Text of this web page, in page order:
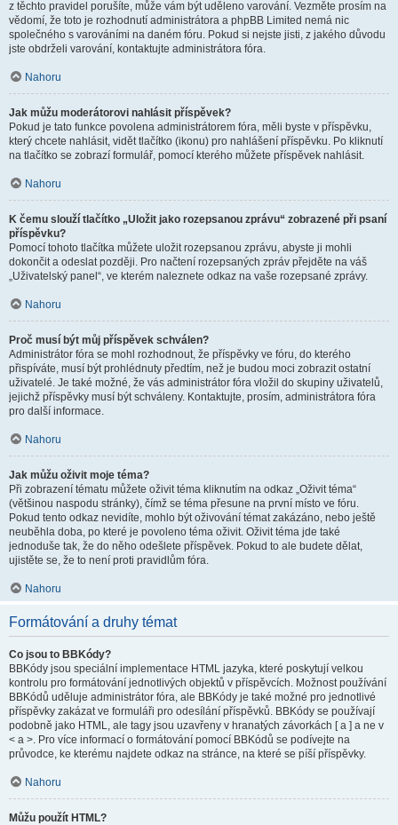
z těchto pravidel porušíte, může vám být uděleno varování. Vezměte prosím na
vědomí, že toto je rozhodnutí administrátora a phpBB Limited nemá nic
společného s varováními na daném fóru. Pokud si nejste jisti, z jakého důvodu
jste obdrželi varování, kontaktujte administrátora fóra.
Nahoru
Jak můžu moderátorovi nahlásit příspěvek?
Pokud je tato funkce povolena administrátorem fóra, měli byste v příspěvku,
který chcete nahlásit, vidět tlačítko (ikonu) pro nahlášení příspěvku. Po kliknutí
na tlačítko se zobrazí formulář, pomocí kterého můžete příspěvek nahlásit.
Nahoru
K čemu slouží tlačítko „Uložit jako rozepsanou zprávu“ zobrazené při psaní
příspěvku?
Pomocí tohoto tlačítka můžete uložit rozepsanou zprávu, abyste ji mohli
dokončit a odeslat později. Pro načtení rozepsaných zpráv přejděte na váš
„Uživatelský panel“, ve kterém naleznete odkaz na vaše rozepsané zprávy.
Nahoru
Proč musí být můj příspěvek schválen?
Administrátor fóra se mohl rozhodnout, že příspěvky ve fóru, do kterého
přispíváte, musí být prohlédnuty předtím, než je budou moci zobrazit ostatní
uživatelé. Je také možné, že vás administrátor fóra vložil do skupiny uživatelů,
jejichž příspěvky musí být schváleny. Kontaktujte, prosím, administrátora fóra
pro další informace.
Nahoru
Jak můžu oživit moje téma?
Při zobrazení tématu můžete oživit téma kliknutím na odkaz „Oživit téma“
(většinou naspodu stránky), čímž se téma přesune na první místo ve fóru.
Pokud tento odkaz nevidíte, mohlo být oživování témat zakázáno, nebo ještě
neuběhla doba, po které je povoleno téma oživit. Oživit téma jde také
jednoduše tak, že do něho odešlete příspěvek. Pokud to ale budete dělat,
ujistěte se, že to není proti pravidlům fóra.
Nahoru
Formátování a druhy témat
Co jsou to BBKódy?
BBKódy jsou speciální implementace HTML jazyka, které poskytují velkou
kontrolu pro formátování jednotlivých objektů v příspěvcích. Možnost používání
BBKódů uděluje administrátor fóra, ale BBKódy je také možné pro jednotlivé
příspěvky zakázat ve formuláři pro odesílání příspěvků. BBKódy se používají
podobně jako HTML, ale tagy jsou uzavřeny v hranatých závorkách [ a ] a ne v
< a >. Pro více informací o formátování pomocí BBKódů se podívejte na
průvodce, ke kterému najdete odkaz na stránce, na které se píší příspěvky.
Nahoru
Můžu použít HTML?